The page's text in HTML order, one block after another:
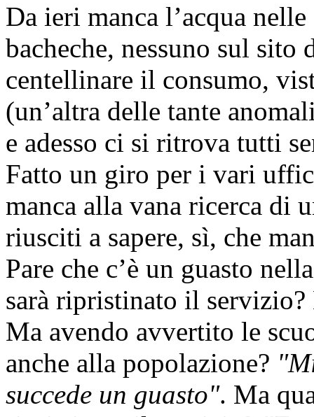
Da ieri manca l’acqua
bacheche, nessuno sul sito
centellinare il consumo,
(un’altra delle tante
e adesso ci si ritrova tutti
Fatto un giro per i vari
manca alla vana ricerca di
riusciti a sapere, sì, che
Pare che c’è un guasto
sarà ripristinato il
Ma avendo avvertito le
anche alla popolazione?
succede un guasto". Ma